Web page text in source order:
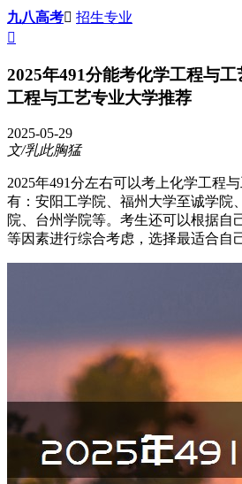
九八高考 招生专业

2025年491分能考化学工程与
工程与工艺专业大学推荐
2025-05-29
文/乳此胸猛
2025年491分左右可以考上化学工程
有：安阳工学院、福州大学至诚学院
院、台州学院等。考生还可以根据自
等因素进行综合考虑，选择最适合自